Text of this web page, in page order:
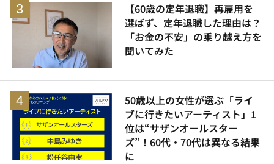
【60歳の定年退職】再雇用を
選ばず、定年退職した理由は？
「お金の不安」の乗り越え方を
聞いてみた
50歳以上の女性が選ぶ「ライ
ブに行きたいアーティスト」1
位は“サザンオールスター
ズ”！60代・70代は異なる結果
に